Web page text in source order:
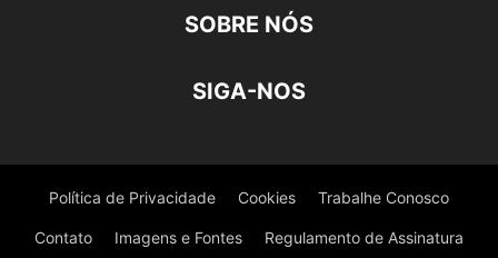
SOBRE NÓS
SIGA-NOS
Política de Privacidade Cookies Trabalhe Conosco
Contato Imagens e Fontes Regulamento de Assinatura